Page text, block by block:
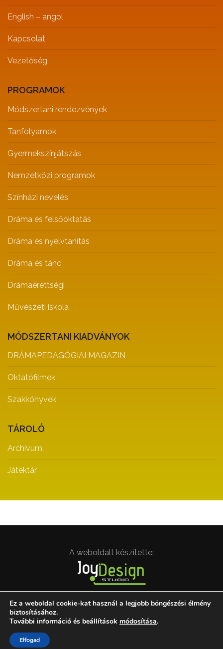
English – angol
Kapcsolat
Vezetőség
PROGRAMOK
Módszertani rendezvények
Tanfolyamok
Gyermekszínjátszás
Nemzetközi programok
Színházi nevelés
Dráma és felsőoktatás
Dráma és nyelvtanítás
Dráma és tánc
Drámaérettségi
Művészeti iskola
MÓDSZERTANI KIADVÁNYOK
DRÁMAPEDAGÓGIAI MAGAZIN
Oktatófilmek
Szakkönyvek
TÁROLÓ
Archívum
Játéktár
A weboldalt készítette:
Minden jog fenntartva. © Magyar Drámapedagógiai
Társaság | drama.hu 2000-2022
Ez a weboldal cookie-kat használ a legjobb böngészési élmény
biztosításához.
További információ és beállítások módosítása.
Elfogad